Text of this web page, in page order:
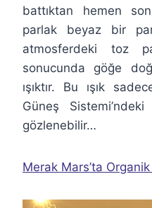
battıktan hemen
parlak beyaz bir
atmosferdeki toz
sonucunda göğe
ışıktır. Bu ışık
Güneş
gözlenebilir…
Merak Mars’ta